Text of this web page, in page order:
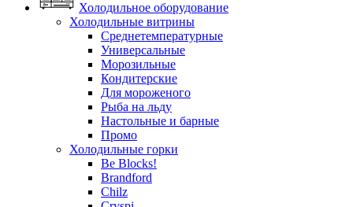
Холодильное оборудование
Холодильные витрины
Среднетемпературные
Универсальные
Морозильные
Кондитерские
Для мороженого
Рыба на льду
Настольные и барные
Промо
Холодильные горки
Be Blocks!
Brandford
Chilz